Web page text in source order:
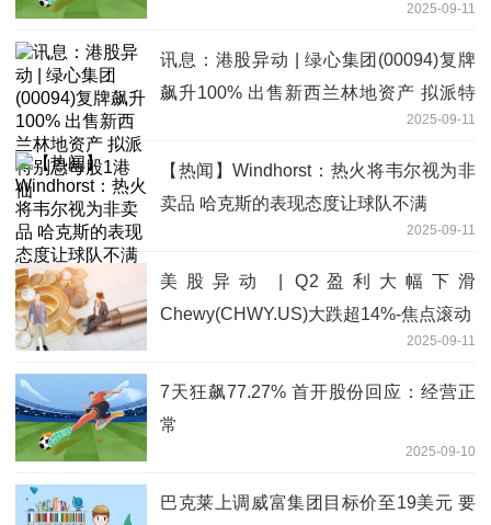
2025-09-11
讯息：港股异动 | 绿心集团(00094)复牌
飙升100% 出售新西兰林地资产 拟派特
2025-09-11
【热闻】Windhorst：热火将韦尔视为非
卖品 哈克斯的表现态度让球队不满
2025-09-11
美股异动 | Q2盈利大幅下滑
Chewy(CHWY.US)大跌超14%-焦点滚动
2025-09-11
7天狂飙77.27% 首开股份回应：经营正
常
2025-09-10
巴克莱上调威富集团目标价至19美元 要